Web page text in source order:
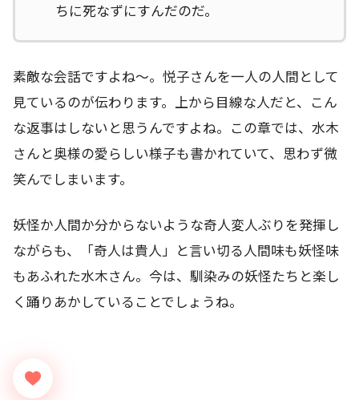
ちに死なずにすんだのだ。
素敵な会話ですよね～。悦子さんを一人の人間として
見ているのが伝わります。上から目線な人だと、こん
な返事はしないと思うんですよね。この章では、水木
さんと奥様の愛らしい様子も書かれていて、思わず微
笑んでしまいます。
妖怪か人間か分からないような奇人変人ぶりを発揮し
ながらも、「奇人は貴人」と言い切る人間味も妖怪味
もあふれた水木さん。今は、馴染みの妖怪たちと楽し
く踊りあかしていることでしょうね。